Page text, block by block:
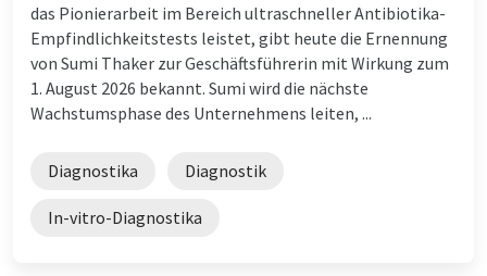
das Pionierarbeit im Bereich ultraschneller Antibiotika-
Empfindlichkeitstests leistet, gibt heute die Ernennung
von Sumi Thaker zur Geschäftsführerin mit Wirkung zum
1. August 2026 bekannt. Sumi wird die nächste
Wachstumsphase des Unternehmens leiten, ...
Diagnostika Diagnostik
In-vitro-Diagnostika